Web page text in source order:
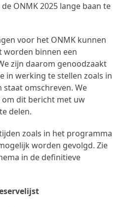
ONMK 2025 lange baan te
voor het ONMK kunnen
worden binnen een
zijn daarom genoodzaakt
in werking te stellen zoals in
omschreven. We
dit bericht met uw
delen.
zoals in het programma
worden gevolgd. Zie
in de definitieve